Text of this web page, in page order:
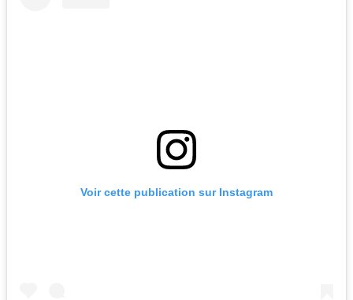
Voir cette publication sur Instagram